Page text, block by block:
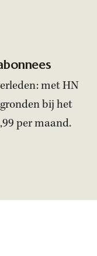
met HN
bij het
per maand.